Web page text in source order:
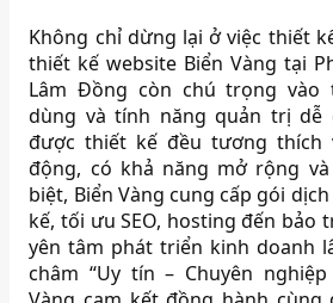
Không chỉ dừng lại ở việc thiết
thiết kế website Biển Vàng tại
Lâm Đồng còn chú trọng vào
dùng và tính năng quản trị dễ
được thiết kế đều tương
động, có khả năng mở rộng
biệt, Biển Vàng cung cấp gói
kế, tối ưu SEO, hosting đến bảo
yên tâm phát triển kinh doanh
châm “Uy tín – Chuyên